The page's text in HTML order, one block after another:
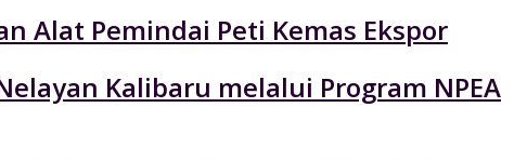
Alat Pemindai Peti Kemas Ekspor
Kalibaru melalui Program NPEA